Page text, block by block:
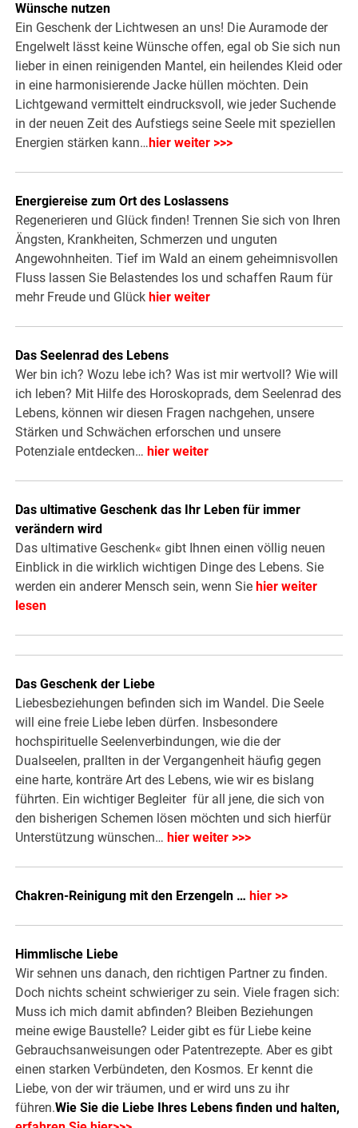
Wünsche nutzen
Ein Geschenk der Lichtwesen an uns! Die Auramode der
Engelwelt lässt keine Wünsche offen, egal ob Sie sich nun
lieber in einen reinigenden Mantel, ein heilendes Kleid oder
in eine harmonisierende Jacke hüllen möchten. Dein
Lichtgewand vermittelt eindrucksvoll, wie jeder Suchende
in der neuen Zeit des Aufstiegs seine Seele mit speziellen
Energien stärken kann… hier weiter >>>
Energiereise zum Ort des Loslassens
Regenerieren und Glück finden! Trennen Sie sich von Ihren
Ängsten, Krankheiten, Schmerzen und unguten
Angewohnheiten. Tief im Wald an einem geheimnisvollen
Fluss lassen Sie Belastendes los und schaffen Raum für
mehr Freude und Glück hier weiter
Das Seelenrad des Lebens
Wer bin ich? Wozu lebe ich? Was ist mir wertvoll? Wie will
ich leben? Mit Hilfe des Horoskoprads, dem Seelenrad des
Lebens, können wir diesen Fragen nachgehen, unsere
Stärken und Schwächen erforschen und unsere
Potenziale entdecken… hier weiter
Das ultimative Geschenk das Ihr Leben für immer
verändern wird
Das ultimative Geschenk« gibt Ihnen einen völlig neuen
Einblick in die wirklich wichtigen Dinge des Lebens. Sie
werden ein anderer Mensch sein, wenn Sie hier weiter
lesen
Das Geschenk der Liebe
Liebesbeziehungen befinden sich im Wandel. Die Seele
will eine freie Liebe leben dürfen. Insbesondere
hochspirituelle Seelenverbindungen, wie die der
Dualseelen, prallten in der Vergangenheit häufig gegen
eine harte, konträre Art des Lebens, wie wir es bislang
führten. Ein wichtiger Begleiter für all jene, die sich von
den bisherigen Schemen lösen möchten und sich hierfür
Unterstützung wünschen… hier weiter >>>
Chakren-Reinigung mit den Erzengeln … hier >>
Himmlische Liebe
Wir sehnen uns danach, den richtigen Partner zu finden.
Doch nichts scheint schwieriger zu sein. Viele fragen sich:
Muss ich mich damit abfinden? Bleiben Beziehungen
meine ewige Baustelle? Leider gibt es für Liebe keine
Gebrauchsanweisungen oder Patentrezepte. Aber es gibt
einen starken Verbündeten, den Kosmos. Er kennt die
Liebe, von der wir träumen, und er wird uns zu ihr
führen.Wie Sie die Liebe Ihres Lebens finden und halten,